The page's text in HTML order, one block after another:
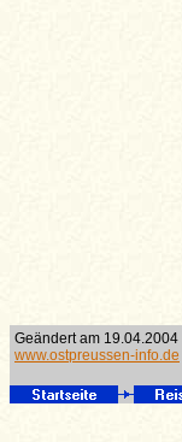
Geändert am 19.04.2004
www.ostpreussen-info.de